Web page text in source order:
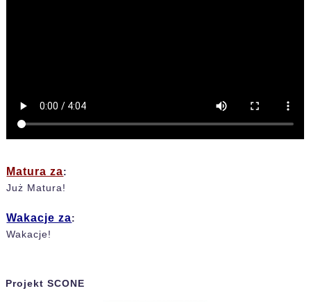
Matura za:
Już Matura!
Wakacje za:
Wakacje!
Projekt SCONE